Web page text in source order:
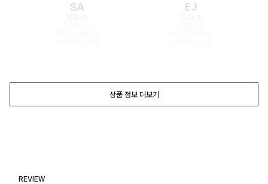
SA EJ
상품 정보 더보기
REVIEW